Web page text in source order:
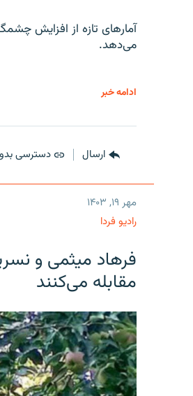
آمارهای تازه از افزایش
می‌دهد.
ادامه خبر
ارسال دسترسی
مهر ۱۹, ۱۴۰۳
رادیو فردا
فرهاد میثمی و
مقابله می‌کنند